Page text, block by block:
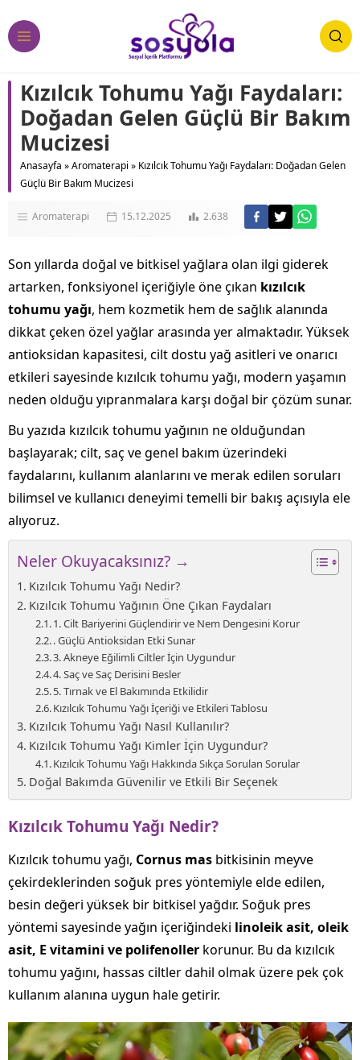
Kızılcık Tohumu Yağı Faydaları:
Doğadan Gelen Güçlü Bir Bakım
Mucizesi
Anasayfa »Aromaterapi » Kızılcık Tohumu Yağı Faydaları: Doğadan Gelen
Güçlü Bir Bakım Mucizesi
Aromaterapi 15.12.2025 2.638
Son yıllarda doğal ve bitkisel yağlara olan ilgi giderek
artarken, fonksiyonel içeriğiyle öne çıkan kızılcık
tohumu yağı, hem kozmetik hem de sağlık alanında
dikkat çeken özel yağlar arasında yer almaktadır. Yüksek
antioksidan kapasitesi, cilt dostu yağ asitleri ve onarıcı
etkileri sayesinde kızılcık tohumu yağı, modern yaşamın
neden olduğu yıpranmalara karşı doğal bir çözüm sunar.
Bu yazıda kızılcık tohumu yağının ne olduğundan
başlayarak; cilt, saç ve genel bakım üzerindeki
faydalarını, kullanım alanlarını ve merak edilen soruları
bilimsel ve kullanıcı deneyimi temelli bir bakış açısıyla ele
alıyoruz.
Neler Okuyacaksınız? →
Kızılcık Tohumu Yağı Nedir?
Kızılcık Tohumu Yağının Öne Çıkan Faydaları
1. Cilt Bariyerini Güçlendirir ve Nem Dengesini Korur
. Güçlü Antioksidan Etki Sunar
3. Akneye Eğilimli Ciltler İçin Uygundur
4. Saç ve Saç Derisini Besler
5. Tırnak ve El Bakımında Etkilidir
Kızılcık Tohumu Yağı İçeriği ve Etkileri Tablosu
Kızılcık Tohumu Yağı Nasıl Kullanılır?
Kızılcık Tohumu Yağı Kimler İçin Uygundur?
Kızılcık Tohumu Yağı Hakkında Sıkça Sorulan Sorular
Doğal Bakımda Güvenilir ve Etkili Bir Seçenek
Kızılcık Tohumu Yağı Nedir?
Kızılcık tohumu yağı, Cornus mas bitkisinin meyve
çekirdeklerinden soğuk pres yöntemiyle elde edilen,
besin değeri yüksek bir bitkisel yağdır. Soğuk pres
yöntemi sayesinde yağın içeriğindeki linoleik asit, oleik
asit, E vitamini ve polifenoller korunur. Bu da kızılcık
tohumu yağını, hassas ciltler dahil olmak üzere pek çok
kullanım alanına uygun hale getirir.